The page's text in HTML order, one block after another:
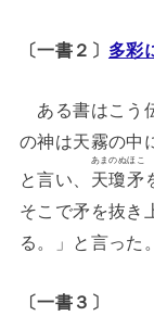
〔一書２〕 多彩
ある書はこう
の神は天霧の中
と言い、 天瓊矛
あまのぬほこ
そこで矛を抜き
る。」と言った。
〔一書３〕